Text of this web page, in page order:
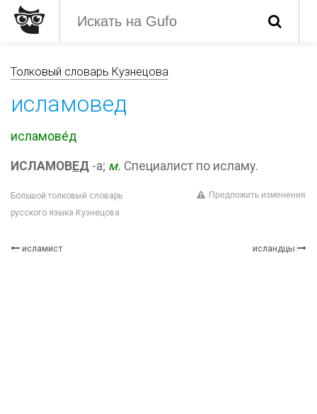
Толковый словарь Кузнецова
исламовед
исламове́д
ИСЛАМОВЕД -а; м. Специалист по исламу.
Большой толковый словарь
русского языка Кузнецова
Предложить изменения
исламист исландцы